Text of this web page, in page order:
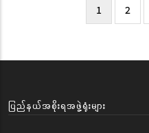
လက်ရှိ
စာမျက်နှာ
1 Page
2
ပြည်နယ်အစိုးရအဖွဲ့ရုံးများ